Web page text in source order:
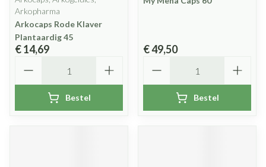
Arkopharma
Arkocaps Rode Klaver
Plantaardig 45
€ 14,69
Bestel
€ 49,50
Bestel